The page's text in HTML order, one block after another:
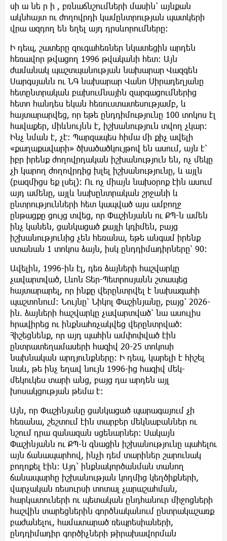
սի ա նե ր ի , բռնաճնշումների մասին՝ այնքան
ակնհայտ ու ժողովրդի կամընտրության պատկերի
վրա ազդող են եղել այդ դրսևորումները:
Ի դեպ, շատերը զուգահեռներ նկատեցին արդեն
հեռավոր թվացող 1996 թվականի հետ: Այն
ժամանակ պաշտպանության նախարար Վազգեն
Սարգսյանն ու ՆԳ նախարար Վանո Սիրադեղյանը
հետընտրական բախումնային զարգացումներից
հետո հանդես եկան հեռուստատեսությամբ, և
հայտարարվեց, որ եթե ընդդիմությունը 100 տոկոս էլ
հավաքեր, միևնույնն է, իշխանություն տվող չկար:
Ինչ նման է, չէ: Պարզապես հիմա մի քիչ ավելի
«քաղաքավարի» ծխածածկույթով են ասում, այն է՝
իբր իրենք ժողովրդական իշխանություն են, ոչ մեկը
չի կարող ժողովրդից խլել իշխանությունը, և այլն
(բազմիցս եք լսել): Ու ոչ միայն նախօրոք էին ասում
այդ ամենը, այլև նախընտրական շրջանի և
ընտրությունների հետ կապված այս ամբողջ
ընթացքը ցույց տվեց, որ Փաշինյանն ու ՔՊ-ն ամեն
ինչ կանեն, ցանկացած քայլի կդիմեն, բայց
իշխանությունից չեն հեռանա, եթե անգամ իրենք
ստանան 1 տոկոս ձայն, իսկ ընդդիմադիրները՝ 90:
Ավելին, 1996-ին էլ, դեռ ձայների հաշվարկը
չավարտված, Լևոն Տեր-Պետրոսյանն շտապեց
հայտարարել, որ ինքը վերընտրվել է նախագահի
պաշտոնում: Նույնը՝ Նիկոլ Փաշինյանը, բայց՝ 2026-
ին. ձայների հաշվարկը չավարտված՝ նա ասուլիս
հրավիրեց ու ինքնահռչակվեց վերընտրված:
Հիշեցնենք, որ այդ պահին ամփոփված էին
ընտրատեղամասերի հազիվ 20-25 տոկոսի
նախնական արդյունքները: Ի դեպ, կարելի է հիշել
նաև, թե ինչ եղավ նույն 1996-ից հազիվ մեկ-
մեկուկես տարի անց, բայց դա արդեն այլ
խոսակցության թեմա է:
Այն, որ Փաշինյանը ցանկացած պարագայում չի
հեռանա, շեշտում էին տարբեր մեկնաբաններ ու
նշում դրա զանազան սցենարներ: Սակայն
Փաշինյանն ու ՔՊ-ն գնացին իշխանությունը պահելու
այն ճանապարհով, ինչի դեմ տարիներ շարունակ
բողոքել էին: Այդ՝ ինքնակործանման տանող
ճանապարհը իշխանության կողմից կեղծիքների,
վարչական ռեսուրսի տոտալ չարաշահման,
հարկատուների ու պետական ընդհանուր միջոցների
հաշվին տարեցներին գործնականում ընտրակաշառք
բաժանելու, համատարած ռեպրեսիաների,
ընդդիմադիր գործիչների թիրախավորման